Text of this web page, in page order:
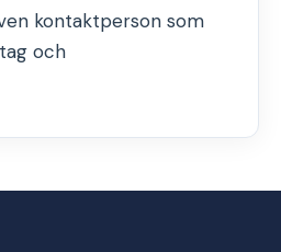
kontaktperson som
och